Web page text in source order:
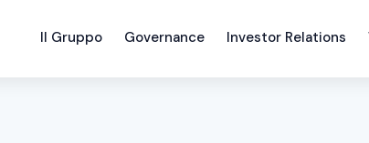
Il Gruppo Governance Investor Relations